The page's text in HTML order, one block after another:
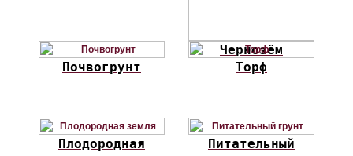
Чернозём
Почвогрунт
Торф
Плодородная
Питательный